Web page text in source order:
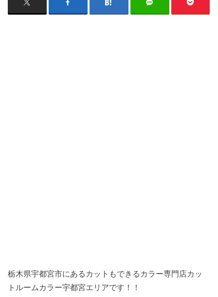
栃木県宇都宮市にあるカットもできるカラー専門店カッ
トルームカラー宇都宮エリアです！！